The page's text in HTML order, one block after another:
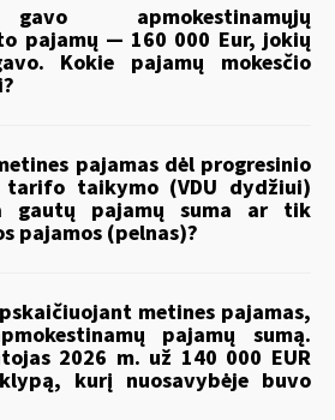
apmokestinamųjų
pajamų — 160 000 Eur, jokių
Kokie pajamų mokesčio
pajamas dėl progresinio
tarifo taikymo (VDU dydžiui)
gautų pajamų suma ar tik
pajamos (pelnas)?
metines pajamas,
pajamų sumą.
2026 m. už 140 000 EUR
kurį nuosavybėje buvo